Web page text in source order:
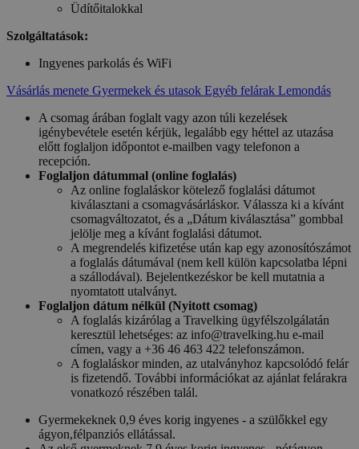
Üdítőitalokkal
Szolgáltatások:
Ingyenes parkolás és WiFi
Vásárlás menete Gyermekek és utasok Egyéb felárak Lemondás
A csomag árában foglalt vagy azon túli kezelések
igénybevétele esetén kérjük, legalább egy héttel az utazása
előtt foglaljon időpontot e-mailben vagy telefonon a
recepción.
Foglaljon dátummal (online foglalás)
Az online foglaláskor kötelező foglalási dátumot
kiválasztani a csomagvásárláskor. Válassza ki a kívánt
csomagváltozatot, és a „Dátum kiválasztása” gombbal
jelölje meg a kívánt foglalási dátumot.
A megrendelés kifizetése után kap egy azonosítószámot
a foglalás dátumával (nem kell külön kapcsolatba lépni
a szállodával). Bejelentkezéskor be kell mutatnia a
nyomtatott utalványt.
Foglaljon dátum nélkül (Nyitott csomag)
A foglalás kizárólag a Travelking ügyfélszolgálatán
keresztül lehetséges: az info@travelking.hu e-mail
címen, vagy a +36 46 463 422 telefonszámon.
A foglaláskor minden, az utalványhoz kapcsolódó felár
is fizetendő. További információkat az ajánlat felárakra
vonatkozó részében talál.
Gyermekeknek 0,9 éves korig ingyenes - a szülőkkel egy
ágyon,félpanziós ellátással.